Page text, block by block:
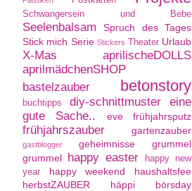
Schwangersein und Bebe
Seelenbalsam
Spruch des Tages
Stick mich Serie Stickers Theater Urlaub
X-Mas
aprilischeDOLLS
aprilmädchenSHOP
bastelzauber
betonstory
buchtipps diy-schnittmuster
eine
gute Sache..
eve frühjahrsputz
frühjahrszauber gartenzauber
gastblogger geheimnisse
grummel
grummel happy easter
happy new
year
happy weekend
haushaltsfee
herbstZAUBER
häppi börsday